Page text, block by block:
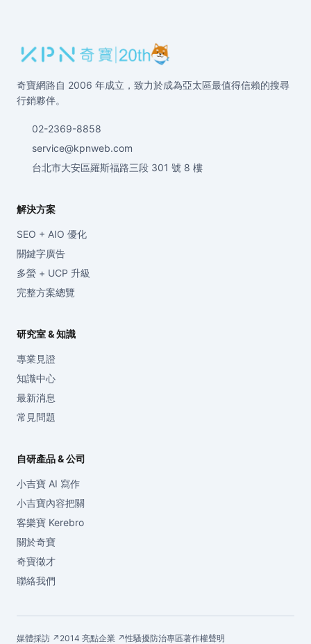
奇寶網路自 2006 年成立，致力於成為亞太區最值得信賴的搜尋
行銷夥伴。
02-2369-8858
service@kpnweb.com
台北市大安區羅斯福路三段 301 號 8 樓
解決方案
SEO + AIO 優化
關鍵字廣告
多螢 + UCP 升級
完整方案總覽
研究室 & 知識
專業見證
知識中心
最新消息
常見問題
自研產品 & 公司
小吉寶 AI 寫作
小吉寶內容把關
客樂寶 Kerebro
關於奇寶
奇寶徵才
聯絡我們
媒體採訪 ↗ 2014 亮點企業 ↗性騷擾防治專區著作權聲明